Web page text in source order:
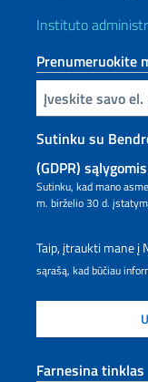
Instituto
Prenumeruokite
Inserisci la tua email
Sutinku su
(GDPR) sąlygomis
Sutinku, kad mano
m. birželio 30 d.
Taip, įtraukti mane į
sąrašą, kad būčiau
Farnesina tinklas